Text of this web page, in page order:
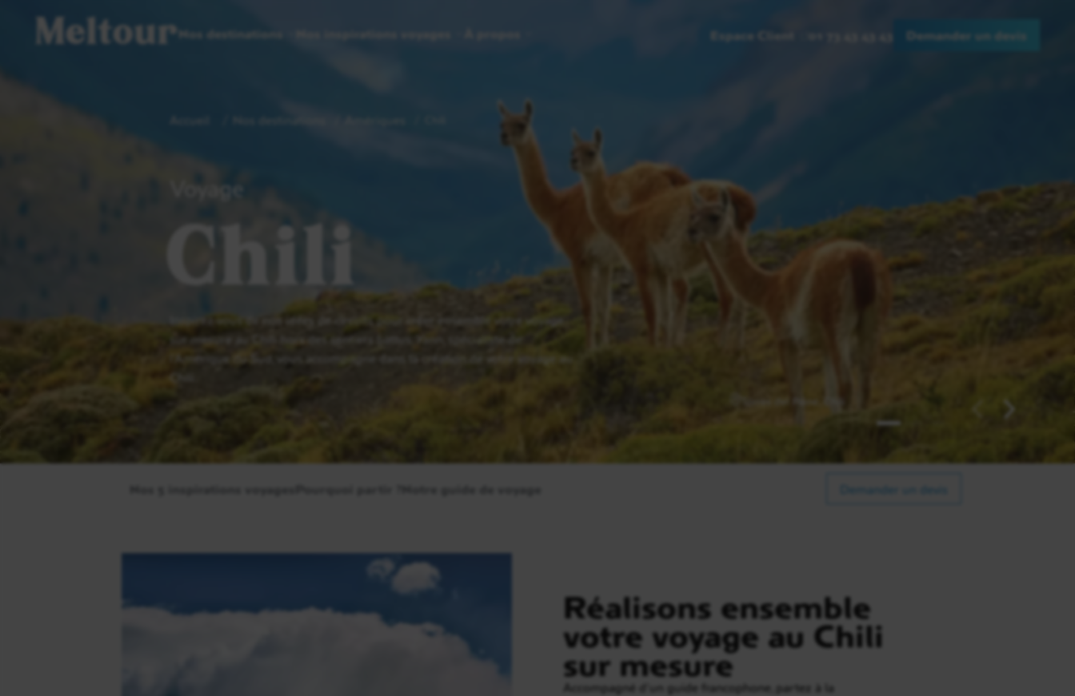
MeltourNos destinations Espace Client Demander un devis
Voyage
Chili
Inspirez-vous de nos idées de circuits pour créer ensemble votre voyage
sur mesure au Chili hors des sentiers battus. Yann, spécialiste de
l’Amérique du Sud, vous accompagne dans la création de votre voyage au
Torres del Paine, Chili
Réalisons ensemble
votre voyage au Chili
sur mesure
Accompagné d’un guide francophone, partez à la